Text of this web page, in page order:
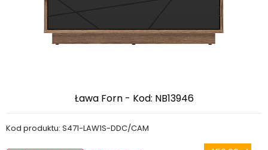
Ława Forn - Kod: NB13946
Kod produktu: S471-LAW1S-DDC/CAM